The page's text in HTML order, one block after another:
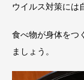
ウイルス対策には
食べ物が身体をつ
ましょう。